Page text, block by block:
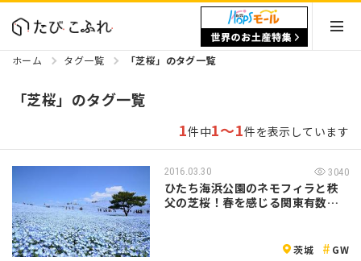
ホーム タグ一覧 「芝桜」のタグ一覧
「芝桜」のタグ一覧
1件中1～1件を表示しています
2016.03.30 3040
ひたち海浜公園のネモフィラと秩
父の芝桜！春を感じる関東有数の
茨城 GW